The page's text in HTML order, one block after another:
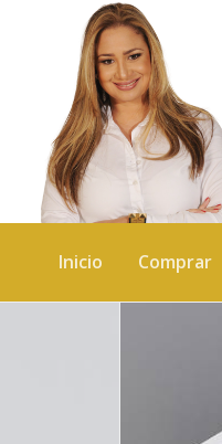
Inicio Comprar
Modernos y acogedores